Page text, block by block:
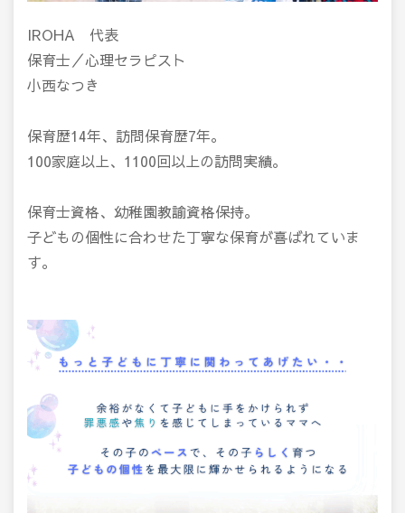
IROHA 代表
保育士／心理セラピスト
小西なつき
保育歴14年、訪問保育歴7年。
100家庭以上、1100回以上の訪問実績。
保育士資格、幼稚園教諭資格保持。
子どもの個性に合わせた丁寧な保育が喜ばれていま
す。